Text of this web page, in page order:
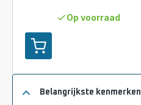
Toevoegen
aan
winkelwagentje
Rowenta
Express
Op voorraad
Belangrijkste kenmerken